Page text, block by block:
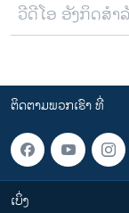
ວີດີໂອ ອັງກິດສຳ
ຕິດຕາມພວກເຮົາ ທີ່
ເບິ່ງ